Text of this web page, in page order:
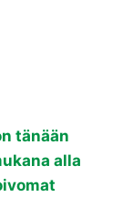
tänään
alla